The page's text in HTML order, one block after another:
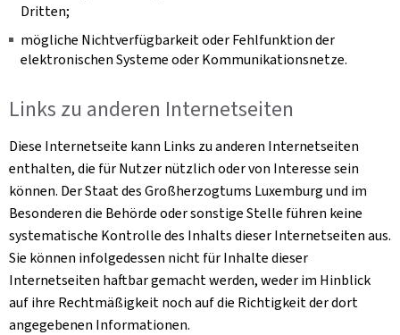
Dritten;
mögliche Nichtverfügbarkeit oder Fehlfunktion der
elektronischen Systeme oder Kommunikationsnetze.
Links zu anderen Internetseiten
Diese Internetseite kann Links zu anderen Internetseiten
enthalten, die für Nutzer nützlich oder von Interesse sein
können. Der Staat des Großherzogtums Luxemburg und im
Besonderen die Behörde oder sonstige Stelle führen keine
systematische Kontrolle des Inhalts dieser Internetseiten aus.
Sie können infolgedessen nicht für Inhalte dieser
Internetseiten haftbar gemacht werden, weder im Hinblick
auf ihre Rechtmäßigkeit noch auf die Richtigkeit der dort
angegebenen Informationen.